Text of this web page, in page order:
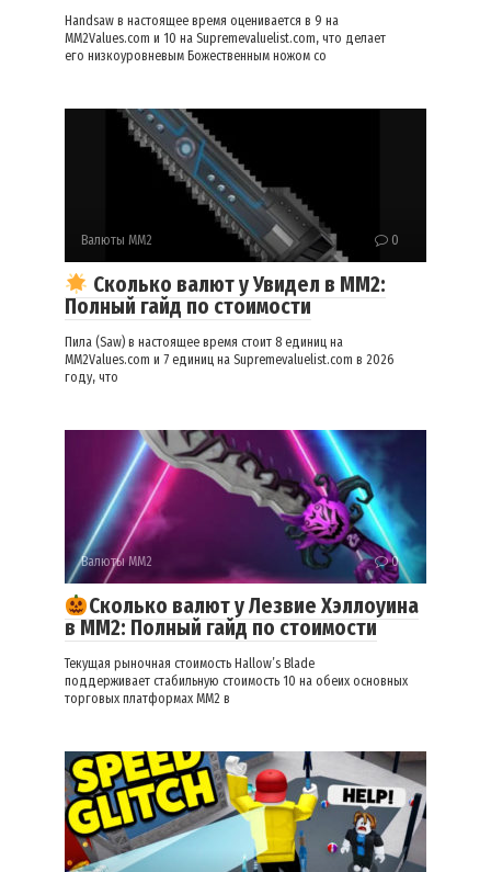
Handsaw в настоящее время оценивается в 9 на
MM2Values.com и 10 на Supremevaluelist.com, что делает
его низкоуровневым Божественным ножом со
Валюты ММ2 0
Сколько валют у Увидел в ММ2:
Полный гайд по стоимости
Пила (Saw) в настоящее время стоит 8 единиц на
MM2Values.com и 7 единиц на Supremevaluelist.com в 2026
году, что
Валюты ММ2 0
Сколько валют у Лезвие Хэллоуина
в ММ2: Полный гайд по стоимости
Текущая рыночная стоимость Hallow’s Blade
поддерживает стабильную стоимость 10 на обеих основных
торговых платформах MM2 в